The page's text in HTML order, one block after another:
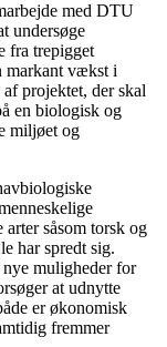
med DTU
undersøge
fra trepigget
markant vækst i
projektet, der skal
en biologisk og
miljøet og
såsom torsk og
har spredt sig.
muligheder for
at udnytte
er økonomisk
fremmer